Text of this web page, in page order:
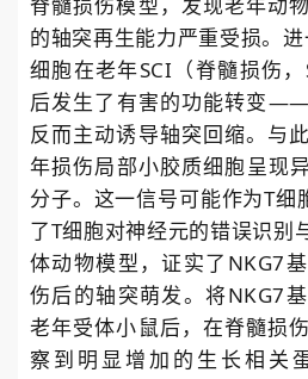
的轴突再生能力严重受损。
细胞在老年SCI （脊髓损伤，
后发生了有害的功能转变——
反而主动诱导轴突回缩。与
年损伤局部小胶质细胞呈现
分子。这一信号可能作为T细
了T细胞对神经元的错误识别
体动物模型，证实了 NKG7
伤后的轴突萌发。将NKG7
老年受体小鼠后，在脊髓损
察到明显增加的生长相关